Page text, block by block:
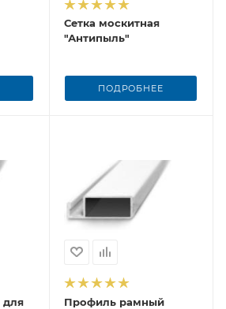
Сетка москитная
"Антипыль"
ПОДРОБНЕЕ
Профиль рамный